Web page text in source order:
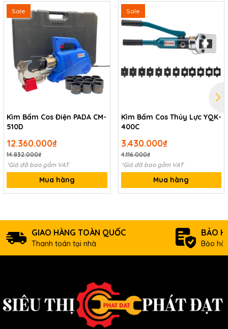
Sale
Kìm Bấm Cos Điện PADA CM-
510D
12.360.000₫
14.832.000₫
*Giá đã bao gồm VAT
Mua hàng
Sale
Kìm Bấm Cos Thủy Lực YQK-
400C
3.430.000₫
4.116.000₫
*Giá đã bao gồm VAT
Mua hàng
GIAO HÀNG TOÀN QUỐC
Thanh toán tại nhà
BẢO
Bảo